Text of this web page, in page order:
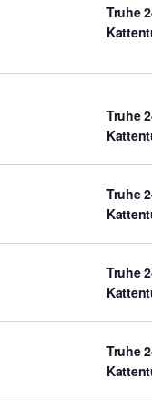
Truhe
Truhe
Truhe
Truhe
Truhe